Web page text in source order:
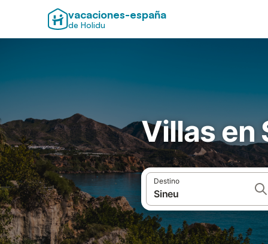
vacaciones-españa
de Holidu
Villas en
Destino